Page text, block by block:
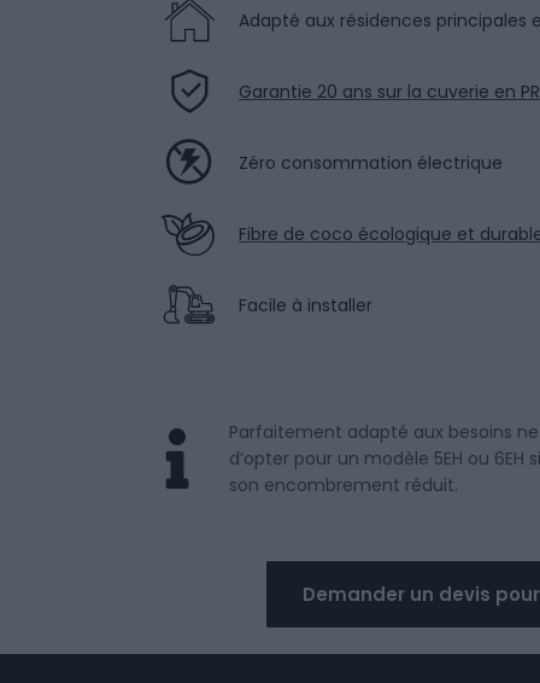
Adapté aux résidences principales
Garantie 20 ans sur la cuverie en
Zéro consommation électrique
Fibre de coco écologique et
Facile à installer
Parfaitement adapté aux besoins
d’opter pour un modèle 5EH ou
son encombrement réduit.
Demander un devis